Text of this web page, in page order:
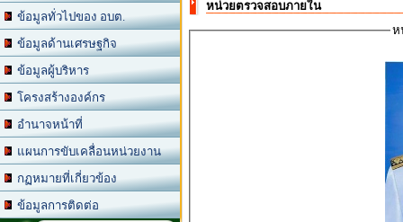
ข้อมูลทั่วไปของ อบต.
ข้อมูลด้านเศรษฐกิจ
ข้อมูลผู้บริหาร
โครงสร้างองค์กร
อำนาจหน้าที่
แผนการขับเคลื่อนหน่วยงาน
กฏหมายที่เกี่ยวข้อง
ข้อมูลการติดต่อ
หน่วยตรวจสอบภายใน
ห